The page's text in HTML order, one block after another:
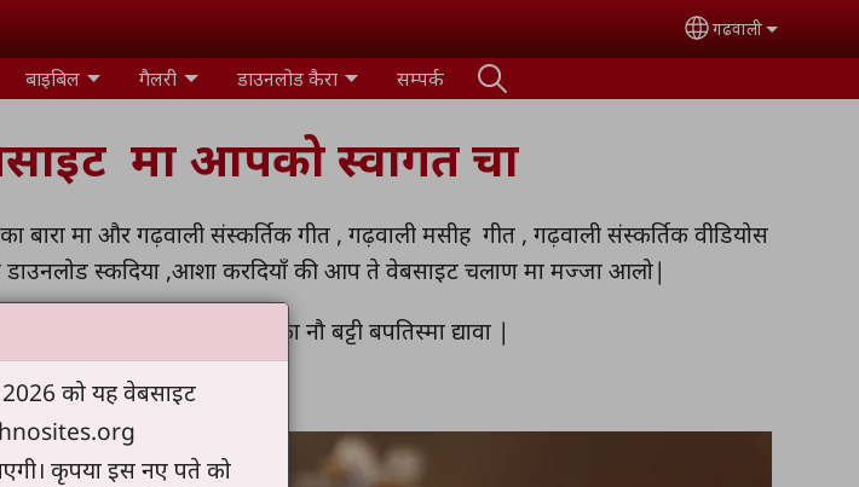
Select your
गढवाली
बाइबिल गैलरी डाउनलोड कैरा सम्पर्क
मा आपको स्वागत चा
मा और गढ़वाली संस्कर्तिक गीत , गढ़वाली मसीह गीत , गढ़वाली संस्कर्तिक वीडियोस
स्कदिया ,आशा करदियाँ की आप ते वेबसाइट चलाण मा मज्जा आलो|
पिता और पवित्रआत्मा का नौ बट्टी बपतिस्मा द्यावा |
28 ;19 }
को यह वेबसाइट
कृपया इस नए पते को